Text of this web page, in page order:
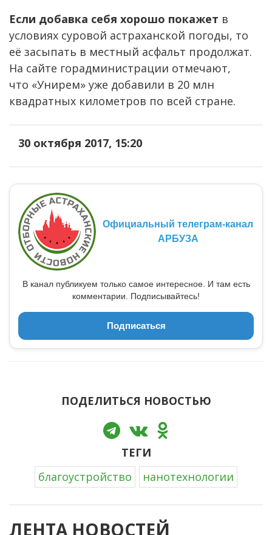
Если добавка себя хорошо покажет в
условиях суровой астраханской погоды, то
её засыпать в местный асфальт продолжат.
На сайте горадминистрации отмечают,
что «Унирем» уже добавили в 20 млн
квадратных километров по всей стране.
30 октября 2017, 15:20
Официальный телеграм-канал
АРБУЗА
В канал публикуем только самое интересное. И там есть
комментарии. Подписывайтесь!
Подписаться
ПОДЕЛИТЬСЯ НОВОСТЬЮ
ТЕГИ
благоустройство
нанотехнологии
ЛЕНТА НОВОСТЕЙ